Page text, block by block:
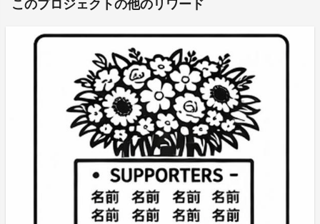
このプロジェクトの他のリワード